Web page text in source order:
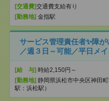
[交通費]交通費支給有り
[勤務地] 金指駅
サービス管理責任者✨障
／週３日～可能／平日メ
[給 与] 時給2,150円～
[勤務地] 静岡県浜松市中央区神田
駅：浜松駅）